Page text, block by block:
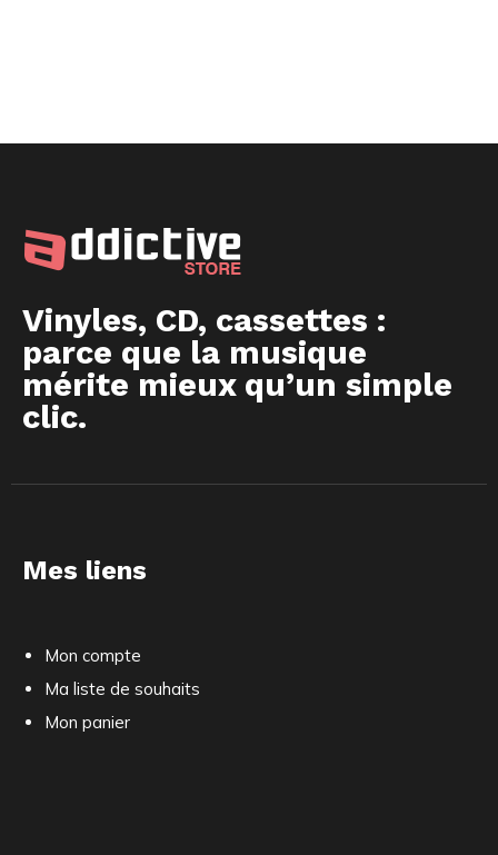
Vinyles, CD, cassettes :
parce que la musique
mérite mieux qu’un simple
clic.
Mes liens
Mon compte
Ma liste de souhaits
Mon panier